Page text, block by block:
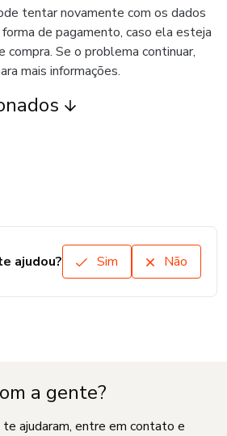
tentar novamente com os dados
de pagamento, caso ela esteja
compra. Se o problema continuar,
mais informações.
ajudou? Sim Não
a gente?
ajudaram, entre em contato e